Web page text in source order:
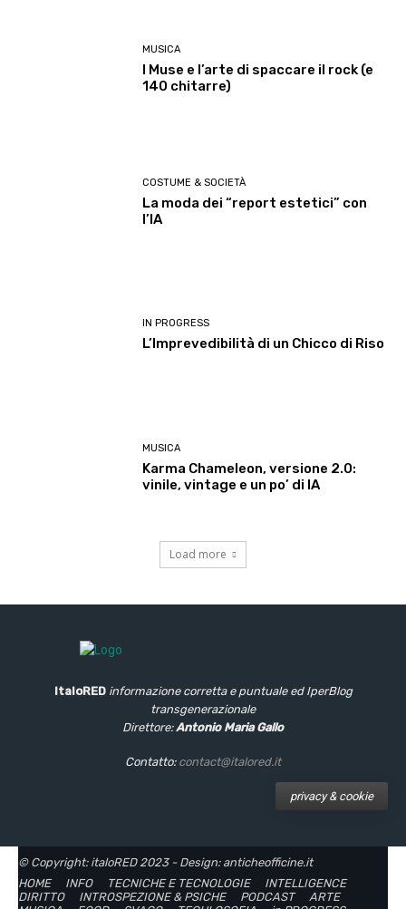
MUSICA
I Muse e l’arte di spaccare il rock (e
140 chitarre)
COSTUME & SOCIETÀ
La moda dei “report estetici” con
l’IA
IN PROGRESS
L’Imprevedibilità di un Chicco di Riso
MUSICA
Karma Chameleon, versione 2.0:
vinile, vintage e un po’ di IA
Load more
ItaloRED informazione corretta e puntuale ed IperBlog
transgenerazionale
Direttore:Antonio Maria Gallo
Contatto: contact@italored.it
privacy & cookie
© Copyright: italoRED 2023 - Design: anticheofficine.it
HOME
INFO TECNICHE E TECNOLOGIE
INTELLIGENCE
DIRITTO
INTROSPEZIONE & PSICHE PODCAST
ARTE